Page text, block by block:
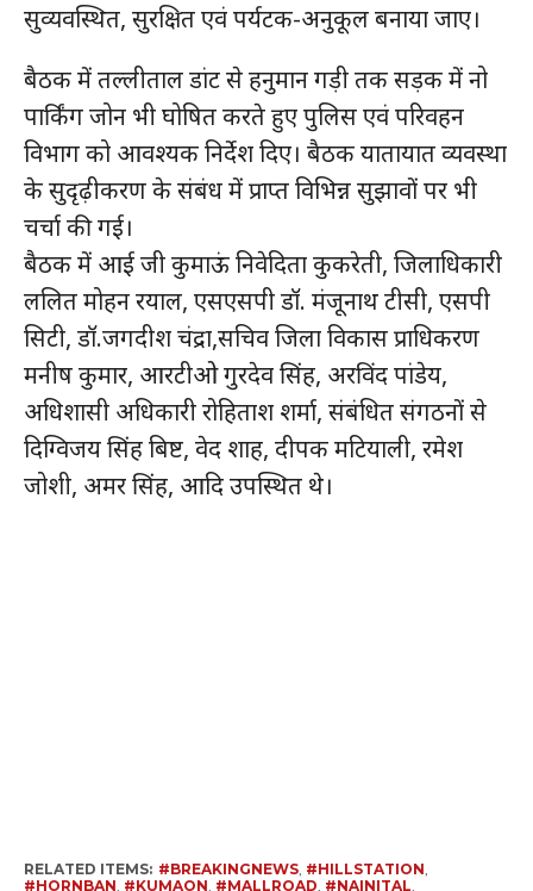
सुव्यवस्थित, सुरक्षित एवं पर्यटक-अनुकूल बनाया जाए।
बैठक में तल्लीताल डांट से हनुमान गड़ी तक सड़क में नो
पार्किंग जोन भी घोषित करते हुए पुलिस एवं परिवहन
विभाग को आवश्यक निर्देश दिए। बैठक यातायात व्यवस्था
के सुदृढ़ीकरण के संबंध में प्राप्त विभिन्न सुझावों पर भी
चर्चा की गई।
बैठक में आई जी कुमाऊं निवेदिता कुकरेती, जिलाधिकारी
ललित मोहन रयाल, एसएसपी डॉ. मंजूनाथ टीसी, एसपी
सिटी, डॉ.जगदीश चंद्रा,सचिव जिला विकास प्राधिकरण
मनीष कुमार, आरटीओ गुरदेव सिंह, अरविंद पांडेय,
अधिशासी अधिकारी रोहिताश शर्मा, संबंधित संगठनों से
दिग्विजय सिंह बिष्ट, वेद शाह, दीपक मटियाली, रमेश
जोशी, अमर सिंह, आदि उपस्थित थे।
RELATED ITEMS: #BREAKINGNEWS, #HILLSTATION
#HORNBAN #KUMAON #MALLROAD #NAINITAL